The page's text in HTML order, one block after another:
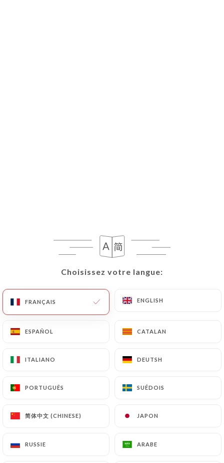
Choisissez votre langue:
FRANÇAIS ENGLISH
ESPAÑOL CATALAN
ITALIANO DEUTSH
PORTUGUÊS SUÉDOIS
简体中文 (CHINESE) JAPON
RUSSIE ARABE
Choisissez votre langue:
FRANÇAIS ENGLISH
ESPAÑOL CATALAN
ITALIANO DEUTSH
PORTUGUÊS SUÉDOIS
简体中文 (CHINESE) JAPON
RUSSIE ARABE